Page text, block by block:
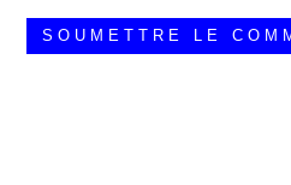
SOUMETTRE LE